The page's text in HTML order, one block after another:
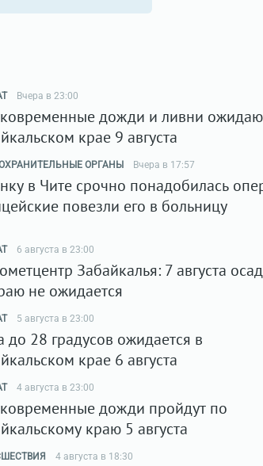
Вчера в 23:00
дожди и ливни
крае 9 августа
ОРГАНЫ Вчера в 17:57
в Чите срочно понадобилась
повезли его в больницу
6 августа в 23:00
Забайкалья: 7 августа
не ожидается
5 августа в 23:00
до 28 градусов ожидается в
крае 6 августа
4 августа в 23:00
дожди пройдут по
краю 5 августа
4 августа в 18:30